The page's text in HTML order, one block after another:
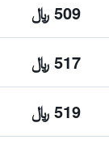
509 ﷼
517 ﷼
519 ﷼